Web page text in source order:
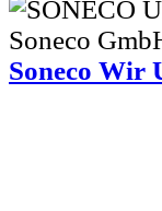
Soneco Wir